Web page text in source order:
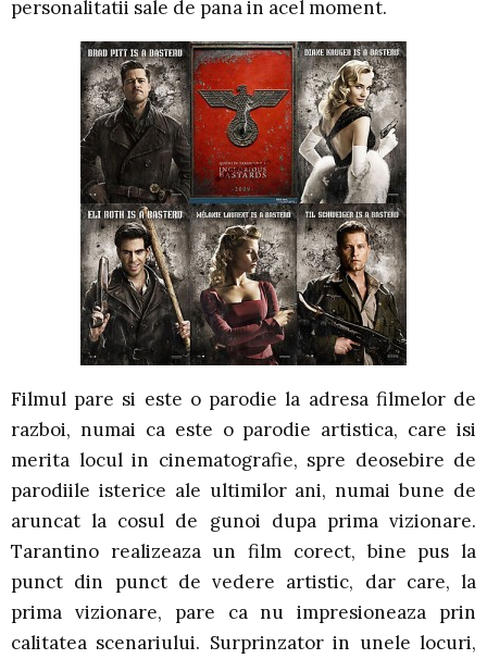
personalitatii sale de pana in acel moment.
Filmul pare si este o parodie la adresa filmelor de
razboi, numai ca este o parodie artistica, care isi
merita locul in cinematografie, spre deosebire de
parodiile isterice ale ultimilor ani, numai bune de
aruncat la cosul de gunoi dupa prima vizionare.
Tarantino realizeaza un film corect, bine pus la
punct din punct de vedere artistic, dar care, la
prima vizionare, pare ca nu impresioneaza prin
calitatea scenariului. Surprinzator in unele locuri,